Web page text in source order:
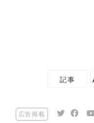
記事
広告掲載